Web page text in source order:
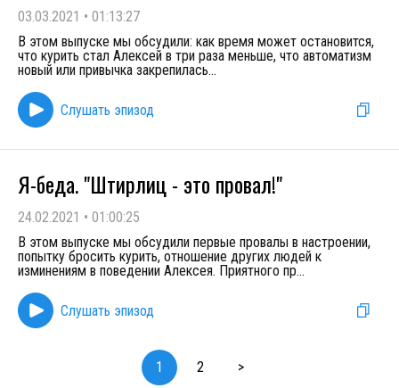
03.03.2021 • 01:13:27
В этом выпуске мы обсудили: как время может остановится,
что курить стал Алексей в три раза меньше, что автоматизм
новый или привычка закрепилась...
Слушать эпизод
Я-беда. "Штирлиц - это провал!"
24.02.2021 • 01:00:25
В этом выпуске мы обсудили первые провалы в настроении,
попытку бросить курить, отношение других людей к
изминениям в поведении Алексея. Приятного пр...
Слушать эпизод
1 2 >